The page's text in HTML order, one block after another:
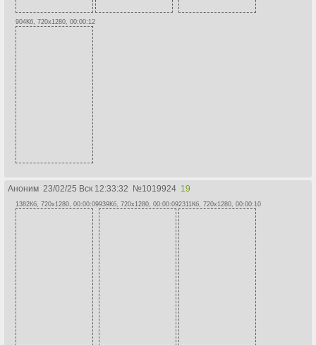
904Кб, 720x1280, 00:00:12
Аноним 23/02/25 Вск 12:33:32 №1019924 19
1382Кб, 720x1280, 00:00:09939Кб, 720x1280, 00:00:092311Кб, 720x1280, 00:00:10